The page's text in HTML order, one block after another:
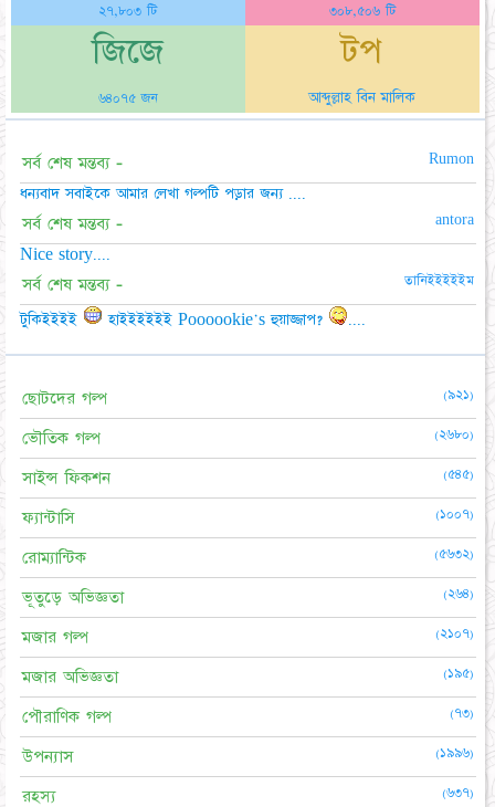
২৭,৮০৩ টি ৩০৮,৫০৬ টি
জিজে
৬৪০৭৫ জন
টপ
আব্দুল্লাহ বিন মালিক
সর্ব শেষ মন্তব্য - Rumon
ধন্যবাদ সবাইকে আমার লেখা গল্পটি পড়ার জন্য ....
সর্ব শেষ মন্তব্য - antora
Nice story....
সর্ব শেষ মন্তব্য - তানিইইইইইম
টুকিইইইই হাইইইইইই Poooookie's হুয়াজ্জাপ? ....
ছোটদের গল্প (৯২১)
ভৌতিক গল্প (২৬৮০)
সাইন্স ফিকশন (৫৪৫)
ফ্যান্টাসি (১০০৭)
রোম্যান্টিক (৫৬৩২)
ভূতুড়ে অভিজ্ঞতা (২৬৪)
মজার গল্প (২১০৭)
মজার অভিজ্ঞতা (১৯৫)
পৌরাণিক গল্প (৭৩)
উপন্যাস (১৯৯৬)
রহস্য (৬৩৭)